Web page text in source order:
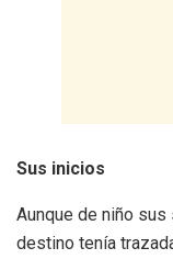
Sus inicios
Aunque de niño sus
destino tenía